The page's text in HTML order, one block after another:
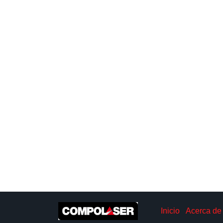
Inicio Acerca de